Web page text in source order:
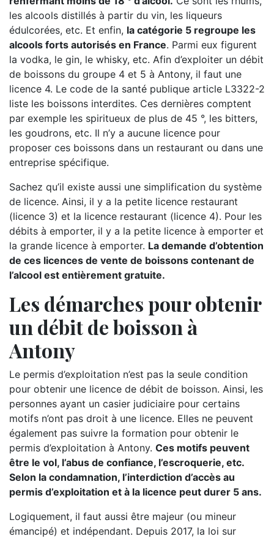
les alcools distillés à partir du vin, les liqueurs
édulcorées, etc. Et enfin, la catégorie 5 regroupe les
alcools forts autorisés en France. Parmi eux figurent
la vodka, le gin, le whisky, etc. Afin d’exploiter un débit
de boissons du groupe 4 et 5 à Antony, il faut une
licence 4. Le code de la santé publique article L3322-2
liste les boissons interdites. Ces dernières comptent
par exemple les spiritueux de plus de 45 °, les bitters,
les goudrons, etc. Il n’y a aucune licence pour
proposer ces boissons dans un restaurant ou dans une
entreprise spécifique.
Sachez qu’il existe aussi une simplification du système
de licence. Ainsi, il y a la petite licence restaurant
(licence 3) et la licence restaurant (licence 4). Pour les
débits à emporter, il y a la petite licence à emporter et
la grande licence à emporter. La demande d’obtention
de ces licences de vente de boissons contenant de
l’alcool est entièrement gratuite.
Les démarches pour obtenir
un débit de boisson à
Antony
Le permis d’exploitation n’est pas la seule condition
pour obtenir une licence de débit de boisson. Ainsi, les
personnes ayant un casier judiciaire pour certains
motifs n’ont pas droit à une licence. Elles ne peuvent
également pas suivre la formation pour obtenir le
permis d’exploitation à Antony. Ces motifs peuvent
être le vol, l’abus de confiance, l’escroquerie, etc.
Selon la condamnation, l’interdiction d’accès au
permis d’exploitation et à la licence peut durer 5 ans.
Logiquement, il faut aussi être majeur (ou mineur
émancipé) et indépendant. Depuis 2017, la loi sur